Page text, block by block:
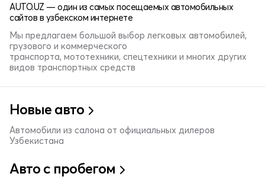
AUTO.UZ — один из самых посещаемых автомобильных
сайтов в узбекском интернете
Мы предлагаем большой выбор легковых автомобилей,
грузового и коммерческого
транспорта, мототехники, спецтехники и многих других
видов транспортных средств
Новые авто
Автомобили из салона от официальных дилеров
Узбекистана
Авто с пробегом